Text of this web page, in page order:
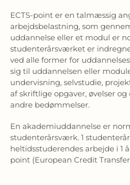
ECTS-point er en talmæssig
arbejdsbelastning, som
uddannelse eller et modul er
studenterårsværket er
ved alle former for
sig til uddannelsen eller
undervisning, selvstudie,
af skriftlige opgaver, øvelser og
andre bedømmelser.
En akademiuddannelse er
studenterårsværk. 1
heltidsstuderendes arbejde i 1
point (European Credit